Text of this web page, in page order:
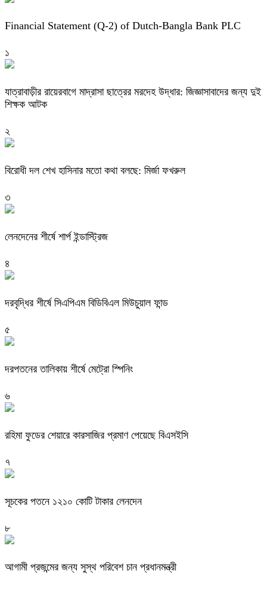
Financial Statement (Q-2) of Dutch-Bangla Bank PLC
১
যাত্রাবাড়ীর রায়েরবাগে মাদ্রাসা ছাত্রের মরদেহ উদ্ধার: জিজ্ঞাসাবাদের জন্য দুই
শিক্ষক আটক
২
বিরোধী দল শেখ হাসিনার মতো কথা বলছে: মির্জা ফখরুল
৩
লেনদেনের শীর্ষে শার্প ইন্ডাস্ট্রিজ
৪
দরবৃদ্ধির শীর্ষে সিএপিএম বিডিবিএল মিউচুয়াল ফান্ড
৫
দরপতনের তালিকায় শীর্ষে মেট্রো স্পিনিং
৬
রহিমা ফুডের শেয়ারে কারসাজির প্রমাণ পেয়েছে বিএসইসি
৭
সূচকের পতনে ১২১০ কোটি টাকার লেনদেন
৮
আগামী প্রজন্মের জন্য সুস্থ পরিবেশ চান প্রধানমন্ত্রী